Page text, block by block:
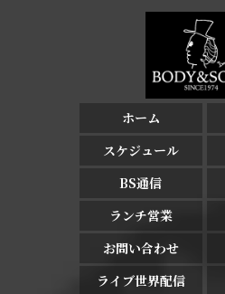
ホーム
スケジュール
BS通信
ランチ営業
お問い合わせ
ライブ世界配信